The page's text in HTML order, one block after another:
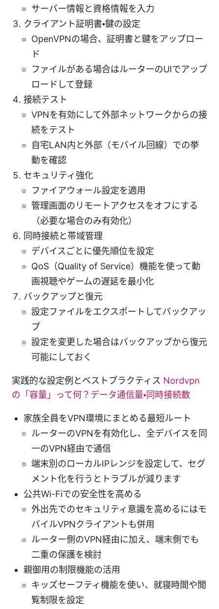
サーバー情報と資格情報を入力
クライアント証明書・鍵の設定
OpenVPNの場合、証明書と鍵をアップロー
ド
ファイルがある場合はルーターのUIでアップ
ロードして登録
接続テスト
VPNを有効にして外部ネットワークからの接
続をテスト
自宅LAN内と外部（モバイル回線）での挙
動を確認
セキュリティ強化
ファイアウォール設定を適用
管理画面のリモートアクセスをオフにする
（必要な場合のみ有効化）
同時接続と帯域管理
デバイスごとに優先順位を設定
QoS（Quality of Service）機能を使って動
画視聴やゲームの遅延を最小化
バックアップと復元
設定ファイルをエクスポートしてバックアッ
プ
設定を変更した場合はバックアップから復元
可能にしておく
実践的な設定例とベストプラクティス Nordvpn
の「容量」って何？データ通信量・同時接続数
家族全員をVPN環境にまとめる最短ルート
ルーターのVPNを有効化し、全デバイスを同
一のVPN経由で通信
端末別のローカルIPレンジを設定して、セグ
メント化を行うとトラブルが減ります
公共Wi-Fiでの安全性を高める
外出先でのセキュリティ意識を高めるにはモ
バイルVPNクライアントも併用
ルーター側のVPN経由に加え、端末側でも
二重の保護を検討
親御用の制限機能の活用
キッズセーフティ機能を使い、就寝時間や閲
覧制限を設定